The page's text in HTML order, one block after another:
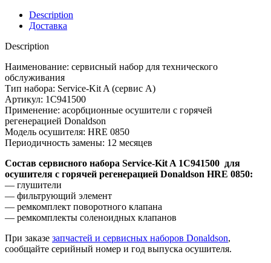
Description
Доставка
Description
Наименование: сервисный набор для технического
обслуживания
Тип набора: Service-Kit A (сервис А)
Артикул: 1C941500
Применение: асорбционные осушители с горячей
регенерацией Donaldson
Модель осушителя: HRE 0850
Периодичность замены: 12 месяцев
Состав сервисного набора Service-Kit A 1C941500 для
осушителя с горячей регенерацией Donaldson HRE 0850:
— глушители
— фильтрующий элемент
— ремкомплект поворотного клапана
— ремкомплекты соленоидных клапанов
При заказе запчастей и сервисных наборов Donaldson,
сообщайте серийный номер и год выпуска осушителя.